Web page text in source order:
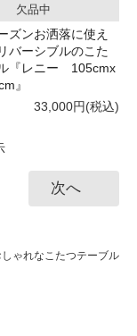
欠品中
ズンお洒落に使え
バーシブルのこた
『レニー 105cmx
』
33,000円(税込)
次へ
しゃれなこたつテーブル